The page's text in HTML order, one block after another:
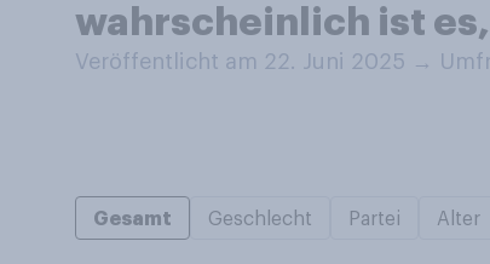
wahrscheinlich ist
Veröffentlicht am 22. Juni 2025 →
Gesamt Geschlecht Partei Alter